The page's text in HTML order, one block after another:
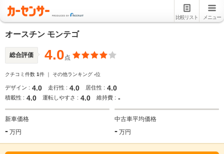
比較リスト メニュー
オースチン モンテゴ
総合評価 4.0点
クチコミ件数 1件 ｜ その他ランキング -位
デザイン : 4.0 走行性 : 4.0 居住性 : 4.0
積載性 : 4.0 運転しやすさ : 4.0 維持費 : -
新車価格
- 万円
中古車平均価格
- 万円